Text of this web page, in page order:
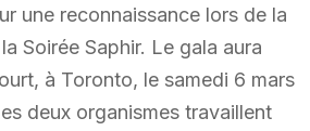
une reconnaissance lors de la
Soirée Saphir. Le gala aura
à Toronto, le samedi 6 mars
deux organismes travaillent